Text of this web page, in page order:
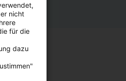
nicht
für die
dazu